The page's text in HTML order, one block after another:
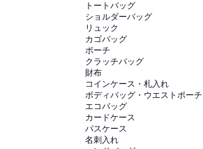
トートバッグ
ショルダーバッグ
リュック
カゴバッグ
ポーチ
クラッチバッグ
財布
コインケース・札入れ
ボディバッグ・ウエストポーチ
エコバッグ
カードケース
パスケース
名刺入れ